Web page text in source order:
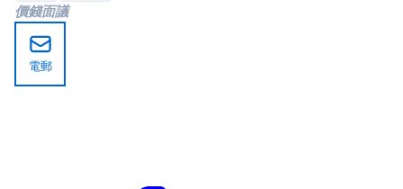
價錢面議
電郵